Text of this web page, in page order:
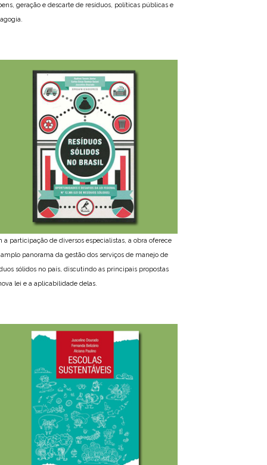
geração e descarte de resíduos, políticas públicas e
a participação de diversos especialistas, a obra oferece
panorama da gestão dos serviços de manejo de
sólidos no país, discutindo as principais propostas
lei e a aplicabilidade delas.